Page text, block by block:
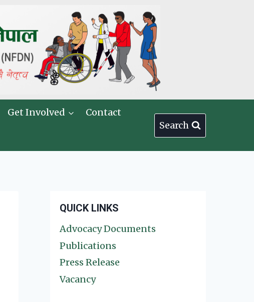
Get Involved Contact
Search
QUICK LINKS
Advocacy Documents
Publications
Press Release
Vacancy